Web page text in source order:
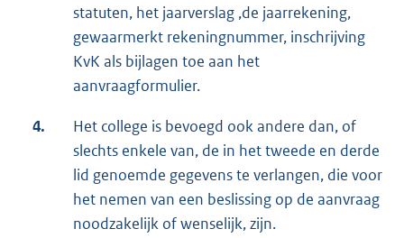
statuten, het jaarverslag ,de jaarrekening,
gewaarmerkt rekeningnummer, inschrijving
KvK als bijlagen toe aan het
aanvraagformulier.
4.
Het college is bevoegd ook andere dan, of
slechts enkele van, de in het tweede en derde
lid genoemde gegevens te verlangen, die voor
het nemen van een beslissing op de aanvraag
noodzakelijk of wenselijk, zijn.